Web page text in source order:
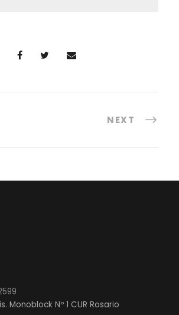
NEXT
Monoblock Nº 1 CUR Rosario